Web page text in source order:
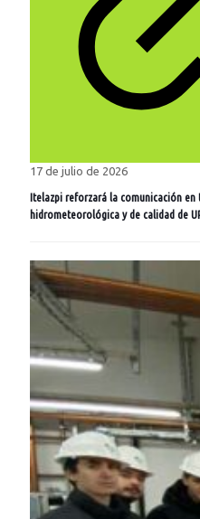
17 de julio de 2026
Itelazpi reforzará la comunicación en
hidrometeorológica y de calidad de